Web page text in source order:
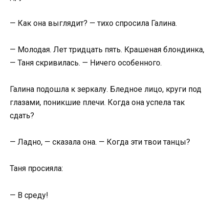
— Как она выглядит? — тихо спросила Галина.
— Молодая. Лет тридцать пять. Крашеная блондинка,
— Таня скривилась. — Ничего особенного.
Галина подошла к зеркалу. Бледное лицо, круги под
глазами, поникшие плечи. Когда она успела так
сдать?
— Ладно, — сказала она. — Когда эти твои танцы?
Таня просияла:
— В среду!